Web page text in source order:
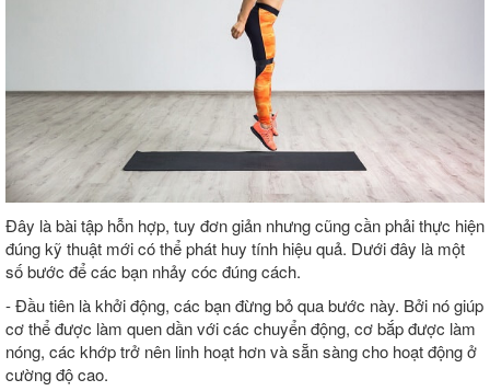
Đây là bài tập hỗn hợp, tuy đơn giản nhưng cũng cần phải thực hiện
đúng kỹ thuật mới có thể phát huy tính hiệu quả. Dưới đây là một
số bước để các bạn nhảy cóc đúng cách.
- Đầu tiên là khởi động, các bạn đừng bỏ qua bước này. Bởi nó giúp
cơ thể được làm quen dần với các chuyển động, cơ bắp được làm
nóng, các khớp trở nên linh hoạt hơn và sẵn sàng cho hoạt động ở
cường độ cao.